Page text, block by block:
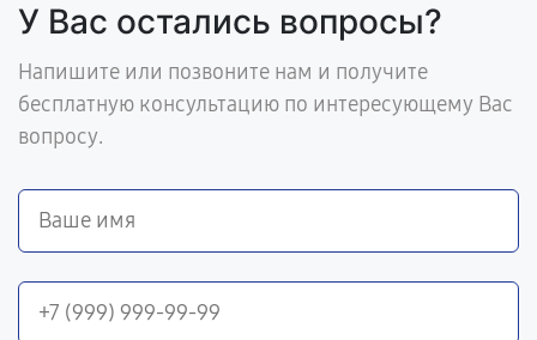
У Вас остались вопросы?
Напишите или позвоните нам и получите
бесплатную консультацию по интересующему Вас
вопросу.